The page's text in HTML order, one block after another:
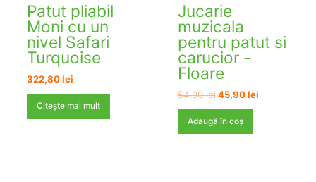
Patut pliabil
Moni cu un
nivel Safari
Turquoise
322,80lei
Citește mai mult
Jucarie
muzicala
pentru patut si
carucior -
Floare
54,00lei Prețul
a
45,90leiPrețul
Adaugă în coș